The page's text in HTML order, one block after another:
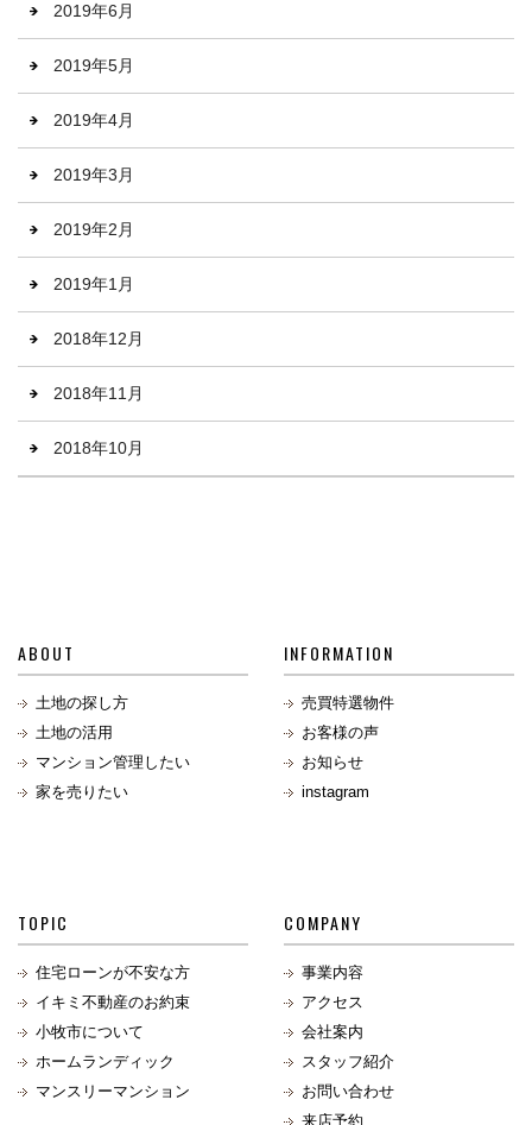
2019年6月
2019年5月
2019年4月
2019年3月
2019年2月
2019年1月
2018年12月
2018年11月
2018年10月
ABOUT
土地の探し方
土地の活用
マンション管理したい
家を売りたい
INFORMATION
売買特選物件
お客様の声
お知らせ
instagram
TOPIC
住宅ローンが不安な方
イキミ不動産のお約束
小牧市について
ホームランディック
マンスリーマンション
COMPANY
事業内容
アクセス
会社案内
スタッフ紹介
お問い合わせ
来店予約